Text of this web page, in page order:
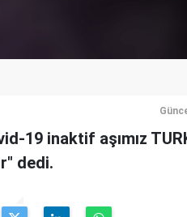
19 inaktif aşımız
dedi.